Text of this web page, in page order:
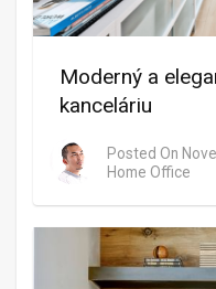
Moderný a
kanceláriu
Posted On
Home Office